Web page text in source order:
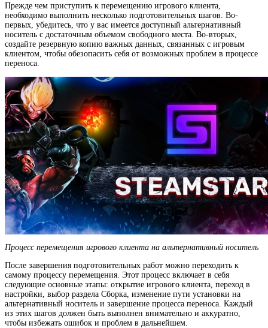
Прежде чем приступить к перемещению игрового клиента,
необходимо выполнить несколько подготовительных шагов. Во-
первых, убедитесь, что у вас имеется доступный альтернативный
носитель с достаточным объемом свободного места. Во-вторых,
создайте резервную копию важных данных, связанных с игровым
клиентом, чтобы обезопасить себя от возможных проблем в процессе
переноса.
Процесс перемещения игрового клиента на альтернативный носитель
После завершения подготовительных работ можно переходить к
самому процессу перемещения. Этот процесс включает в себя
следующие основные этапы: открытие игрового клиента, переход в
настройки, выбор раздела Сборка, изменение пути установки на
альтернативный носитель и завершение процесса переноса. Каждый
из этих шагов должен быть выполнен внимательно и аккуратно,
чтобы избежать ошибок и проблем в дальнейшем.